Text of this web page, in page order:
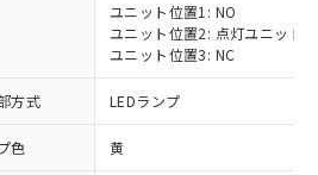
ユニット位置1: NO
ユニット位置2: 点灯ユニット
ユニット位置3: NC
方式 LEDランプ
色 黄